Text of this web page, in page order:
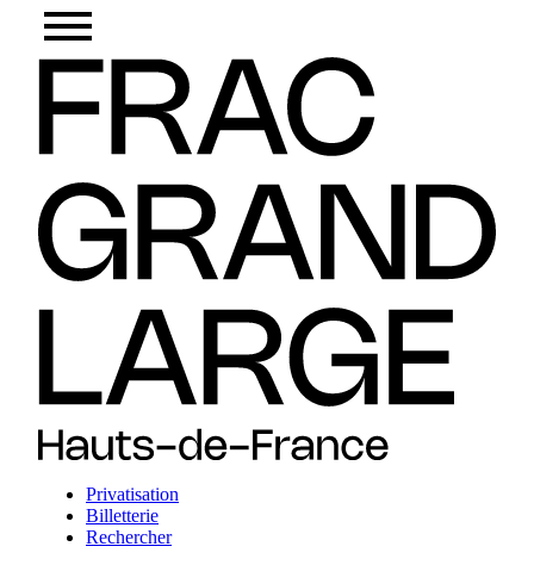
Privatisation
Billetterie
Rechercher